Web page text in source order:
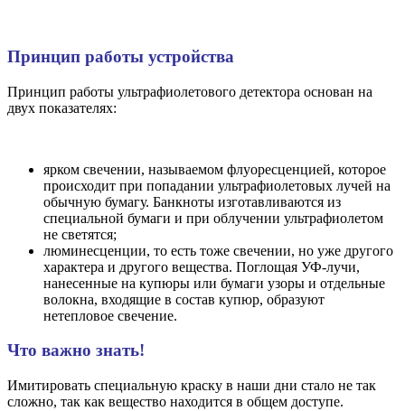
Принцип работы устройства
Принцип работы ультрафиолетового детектора основан на
двух показателях:
ярком свечении, называемом флуоресценцией, которое
происходит при попадании ультрафиолетовых лучей на
обычную бумагу. Банкноты изготавливаются из
специальной бумаги и при облучении ультрафиолетом
не светятся;
люминесценции, то есть тоже свечении, но уже другого
характера и другого вещества. Поглощая УФ-лучи,
нанесенные на купюры или бумаги узоры и отдельные
волокна, входящие в состав купюр, образуют
нетепловое свечение.
Что важно знать!
Имитировать специальную краску в наши дни стало не так
сложно, так как вещество находится в общем доступе.